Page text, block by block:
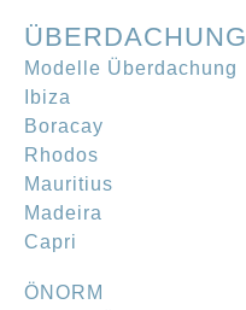
ÜBERDACHUNG
Modelle Überdachung
Ibiza
Boracay
Rhodos
Mauritius
Madeira
Capri
ÖNORM